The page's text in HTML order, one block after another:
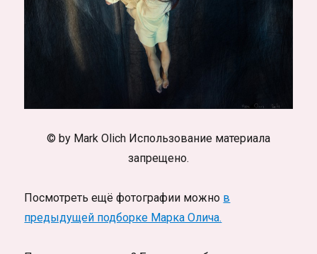
© by Mark Olich Использование материала
запрещено.
Посмотреть ещё фотографии можно в
предыдущей подборке Марка Олича.